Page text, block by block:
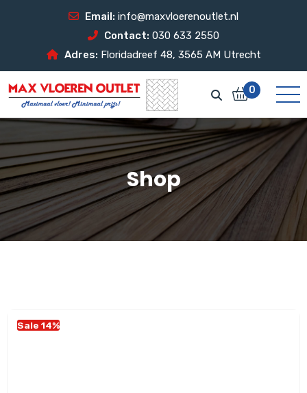
Email: info@maxvloerenoutlet.nl
Contact: 030 633 2550
Adres: Floridadreef 48, 3565 AM Utrecht
0
Shop
Sale 14%